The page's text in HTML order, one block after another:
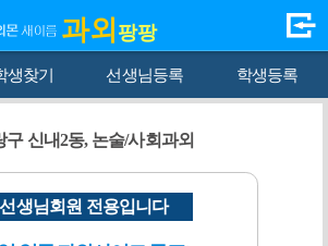
과외 팡팡
생찾기 선생님등록 학생등록
구 신내2동, 논술/사회과외
선생님회원 전용입니다